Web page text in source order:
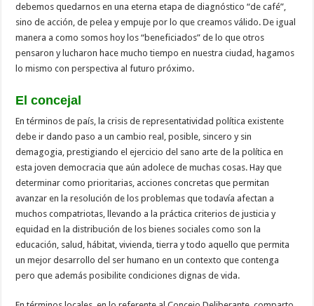
debemos quedarnos en una eterna etapa de diagnóstico “de café”,
sino de acción, de pelea y empuje por lo que creamos válido. De igual
manera a como somos hoy los “beneficiados” de lo que otros
pensaron y lucharon hace mucho tiempo en nuestra ciudad, hagamos
lo mismo con perspectiva al futuro próximo.
El concejal
En términos de país, la crisis de representatividad política existente
debe ir dando paso a un cambio real, posible, sincero y sin
demagogia, prestigiando el ejercicio del sano arte de la política en
esta joven democracia que aún adolece de muchas cosas. Hay que
determinar como prioritarias, acciones concretas que permitan
avanzar en la resolución de los problemas que todavía afectan a
muchos compatriotas, llevando a la práctica criterios de justicia y
equidad en la distribución de los bienes sociales como son la
educación, salud, hábitat, vivienda, tierra y todo aquello que permita
un mejor desarrollo del ser humano en un contexto que contenga
pero que además posibilite condiciones dignas de vida.